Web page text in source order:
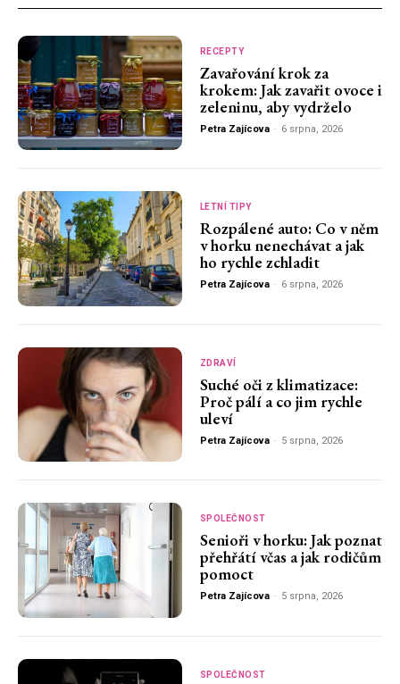
RECEPTY
Zavařování krok za
krokem: Jak zavařit ovoce i
zeleninu, aby vydrželo
Petra Zajícova - 6 srpna, 2026
LETNÍ TIPY
Rozpálené auto: Co v něm
v horku nenechávat a jak
ho rychle zchladit
Petra Zajícova - 6 srpna, 2026
ZDRAVÍ
Suché oči z klimatizace:
Proč pálí a co jim rychle
uleví
Petra Zajícova - 5 srpna, 2026
SPOLEČNOST
Senioři v horku: Jak poznat
přehřátí včas a jak rodičům
pomoct
Petra Zajícova - 5 srpna, 2026
SPOLEČNOST